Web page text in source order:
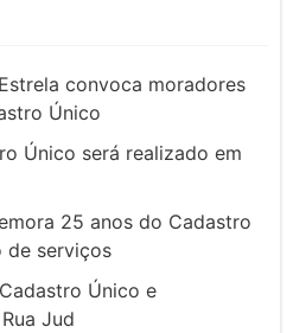
convoca moradores
Único
Único será realizado em
25 anos do Cadastro
de serviços
Único e
Jud